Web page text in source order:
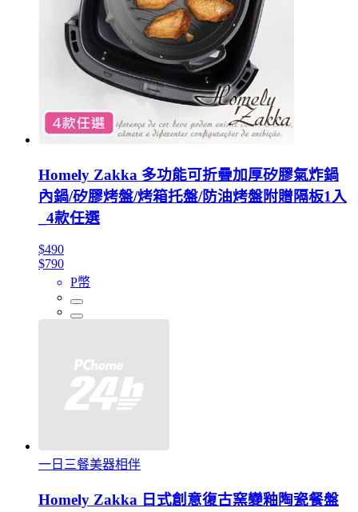
Homely Zakka 多功能可折疊加厚矽膠氣炸鍋
內鍋/矽膠烤盤/烤箱托盤/防油烤盤附贈隔板1入
_4款任選
$490
$790
P幣
一日三餐美器相伴
Homely Zakka 日式創意復古窯變釉陶瓷餐盤